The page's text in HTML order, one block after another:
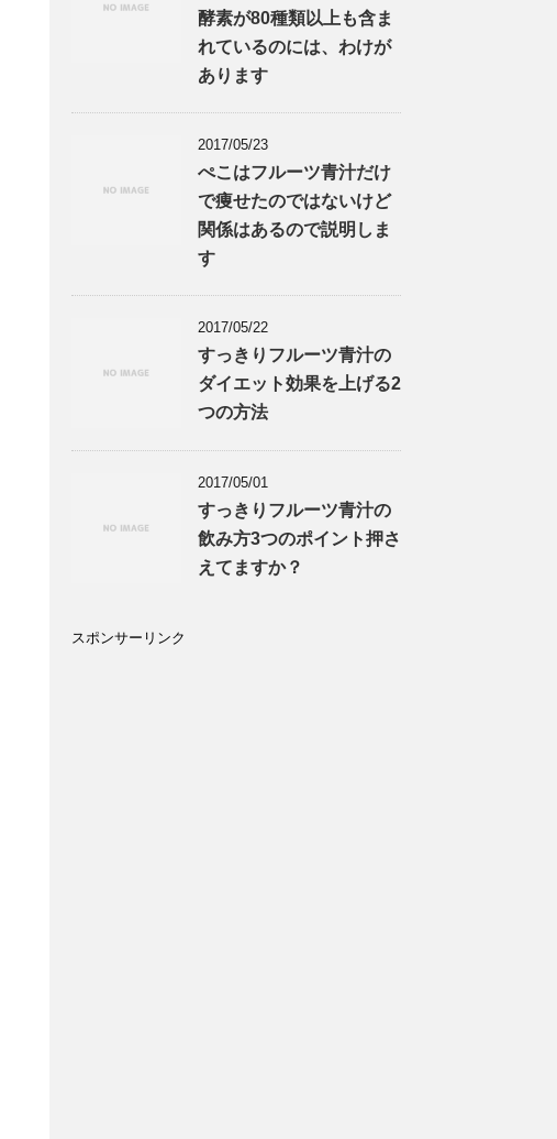
酵素が80種類以上も含ま
れているのには、わけが
あります
2017/05/23
ぺこはフルーツ青汁だけ
で痩せたのではないけど
関係はあるので説明しま
す
2017/05/22
すっきりフルーツ青汁の
ダイエット効果を上げる2
つの方法
2017/05/01
すっきりフルーツ青汁の
飲み方3つのポイント押さ
えてますか？
スポンサーリンク